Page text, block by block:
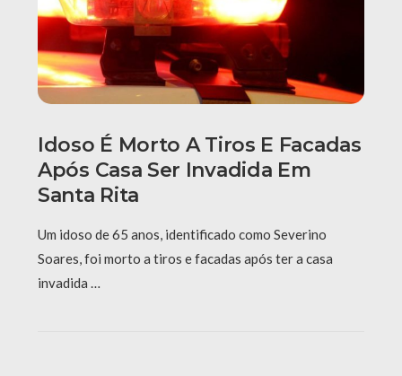
Idoso É Morto A Tiros E Facadas
Após Casa Ser Invadida Em
Santa Rita
Um idoso de 65 anos, identificado como Severino
Soares, foi morto a tiros e facadas após ter a casa
invadida …